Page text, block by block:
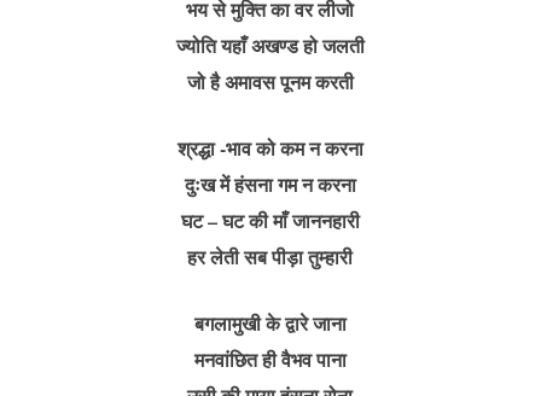
भय से मुक्ति का वर लीजो
ज्योति यहाँ अखण्ड हो जलती
जो है अमावस पूनम करती
श्रद्धा -भाव को कम न करना
दुःख में हंसना गम न करना
घट – घट की माँ जाननहारी
हर लेती सब पीड़ा तुम्हारी
बगलामुखी के द्वारे जाना
मनवांछित ही वैभव पाना